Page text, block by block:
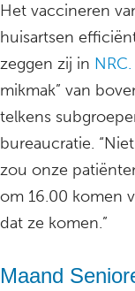
Het vaccineren
huisartsen
zeggen zij in NRC.
mikmak” van
telkens
bureaucratie.
zou onze
om 16.00 komen
dat ze komen.”
Maand